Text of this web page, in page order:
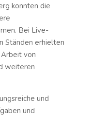
konnten die
Bei Live-
Ständen erhielten
von
weiteren
und
und